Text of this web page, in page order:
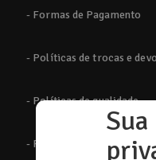
- Formas de Pagamento
- Políticas de trocas e
- Políticas de qualidade
- Políticas de privacidade
Sua